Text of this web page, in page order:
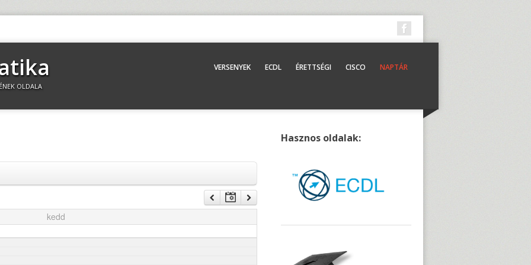
OLDALA
VERSENYEK ECDL ÉRETTSÉGI CISCO NAPTÁR
kedd
Hasznos oldalak: